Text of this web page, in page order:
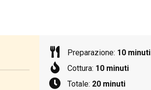
Preparazione: 10 minuti
Cottura: 10 minuti
Totale: 20 minuti